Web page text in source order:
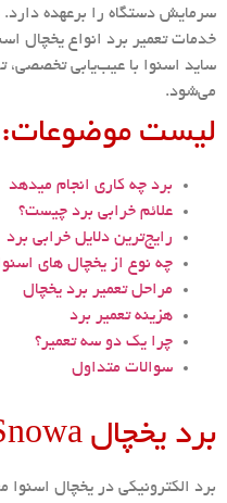
سرمایش دستگاه را برعهده
ساید اسنوا با عیب‌یابی
می‌شود.
لیست موضوعات:
برد چه کاری انجام میدهد
علائم خرابی برد چیست؟
رایج‌ترین دلایل خرابی برد
چه نوع از یخچال های
مراحل تعمیر برد یخچال
هزینه تعمیر برد
چرا یک دو سه تعمیر؟
سوالات متداول
برد یخچال Snowa چه وظیفه‌ای دارد؟
برد الکترونیکی در یخچال